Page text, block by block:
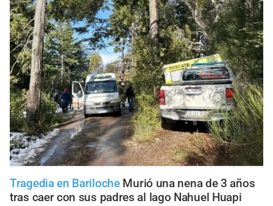
Tragedia en Bariloche Murió una nena de 3 años
tras caer con sus padres al lago Nahuel Huapi